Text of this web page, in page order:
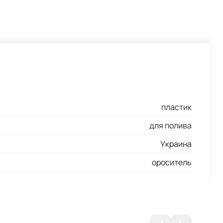
пластик
для полива
Украина
ороситель